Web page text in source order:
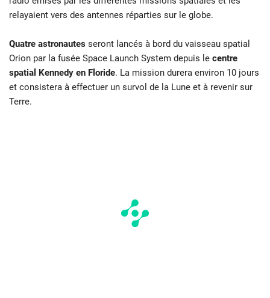
relayaient vers des antennes réparties sur le globe.
Quatre astronautes seront lancés à bord du vaisseau spatial
Orion par la fusée Space Launch System depuis le centre
spatial Kennedy en Floride. La mission durera environ 10 jours
et consistera à effectuer un survol de la Lune et à revenir sur
Terre.